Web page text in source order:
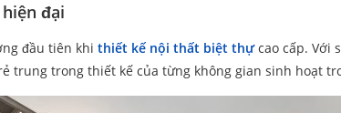
đại
đầu tiên khithiết kế nội thất biệt thựcao cấp. Với
trung trong thiết kế của từng không gian sinh hoạt